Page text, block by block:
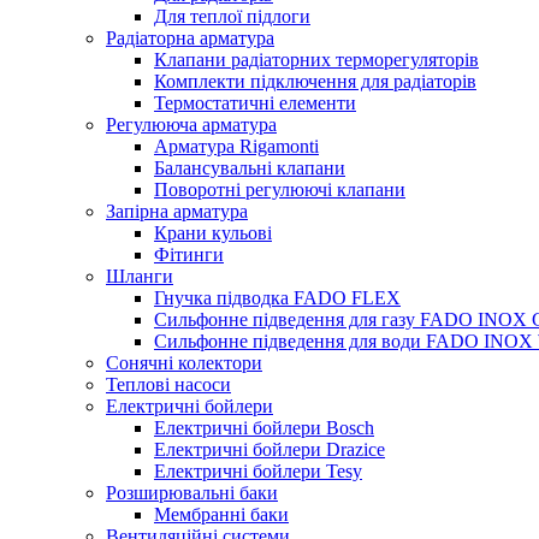
Для теплої підлоги
Радіаторна арматура
Клапани радіаторних терморегуляторів
Комплекти підключення для радіаторів
Термостатичні елементи
Регулююча арматура
Арматура Rigamonti
Балансувальні клапани
Поворотні регулюючі клапани
Запірна арматура
Крани кульові
Фітинги
Шланги
Гнучка підводка FADO FLEX
Сильфонне підведення для газу FADO INOX
Сильфонне підведення для води FADO INOX
Сонячні колектори
Теплові насоси
Електричні бойлери
Електричні бойлери Bosch
Електричні бойлери Drazice
Електричні бойлери Tesy
Розширювальні баки
Мембранні баки